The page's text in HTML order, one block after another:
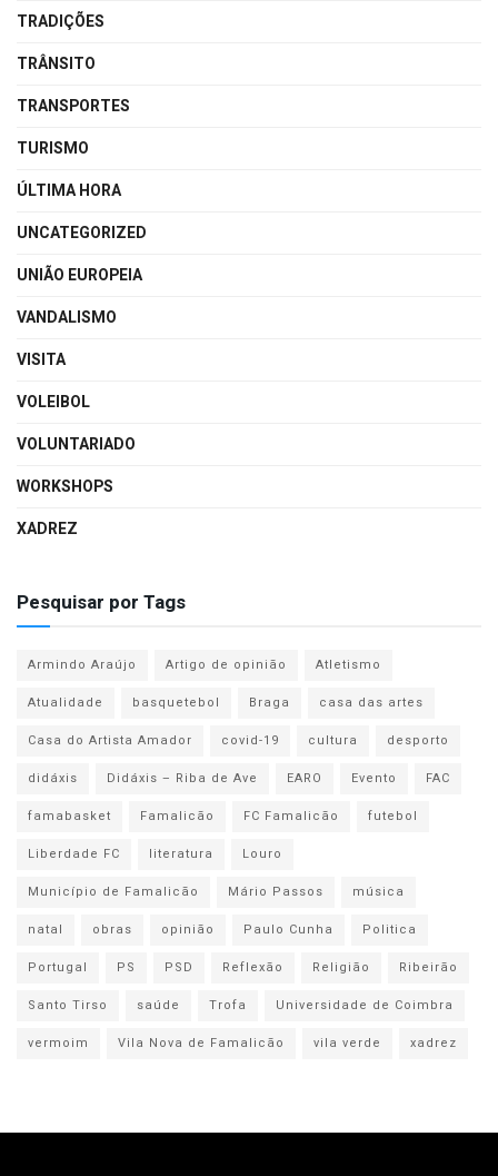
TRADIÇÕES
TRÂNSITO
TRANSPORTES
TURISMO
ÚLTIMA HORA
UNCATEGORIZED
UNIÃO EUROPEIA
VANDALISMO
VISITA
VOLEIBOL
VOLUNTARIADO
WORKSHOPS
XADREZ
Pesquisar por Tags
Armindo Araújo Artigo de opinião
Atletismo
Atualidade
basquetebol Braga
casa das artes
Casa do Artista Amador
covid-19 cultura
desporto
didáxis
Didáxis – Riba de Ave EARO Evento
FAC
famabasket
Famalicão FC Famalicão
futebol
Liberdade FC
literatura
Louro
Município de Famalicão
Mário Passos
música
natal
obras opinião Paulo Cunha
Politica
Portugal
PS PSD Reflexão Religião
Ribeirão
Santo Tirso
saúde Trofa
Universidade de Coimbra
vermoim
Vila Nova de Famalicão vila verde xadrez